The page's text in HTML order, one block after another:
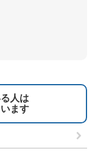
人は
ます